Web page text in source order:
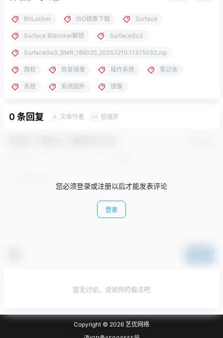
BitLocker ISO镜像下载 Surface
Surface Bitlocker解锁 SurfaceGo3
SurfaceGo3_BMR_186020_2025.1210.11375052.zip
微软 恢复镜像 操作系统 笔记本
系统 系统固件 镜像
0 条回复 A 文章作者 M 管理员
您必须登录或注册以后才能发表评论
登录
暂无讨论，说说你的看法吧
Copyright © 2026 艺优网络